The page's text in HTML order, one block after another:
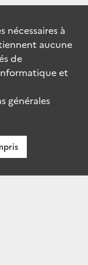
nécessaires à
aucune
de
et
générales